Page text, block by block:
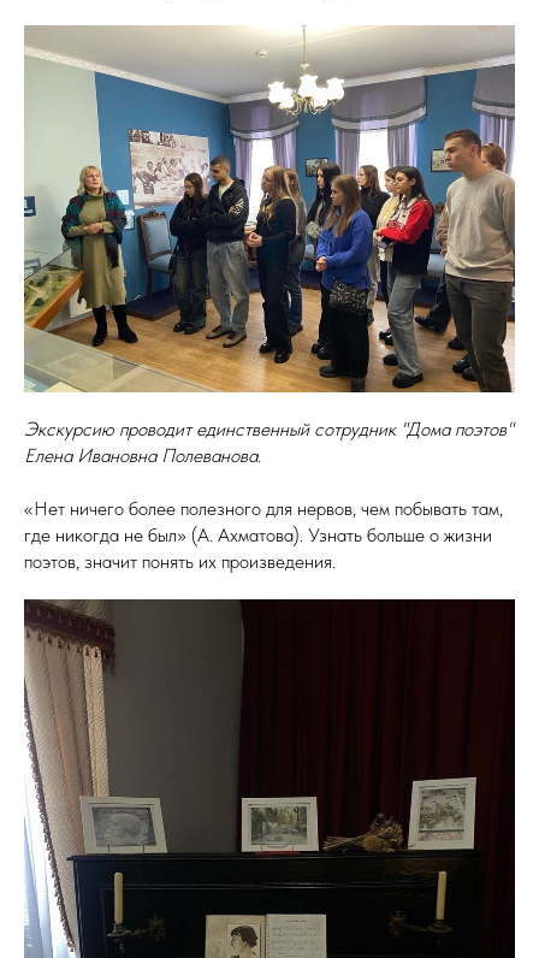
Экскурсию проводит единственный сотрудник "Дома поэтов"
Елена Ивановна Полеванова.
«Нет ничего более полезного для нервов, чем побывать там,
где никогда не был» (А. Ахматова). Узнать больше о жизни
поэтов, значит понять их произведения.